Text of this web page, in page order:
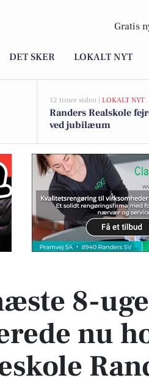
Gratis
DET SKER LOKALT NYT
12 timer siden | LOKALT NYT
Randers Realskole
ved jubilæum
nu hos Lisbeths Køreskole Randers
8-
nu